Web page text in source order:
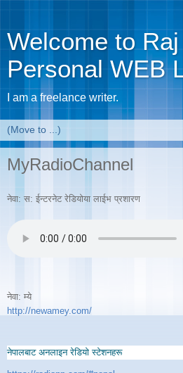
Welcome to
Personal WEB
I am a freelance writer.
MyRadioChannel
नेवा: स: ईन्टरनेट रेडियोया लाईभ प्रशारण
नेवा: म्ये
http://newamey.com/
नेपालबाट अनलाइन रेडियो स्टेशनहरू